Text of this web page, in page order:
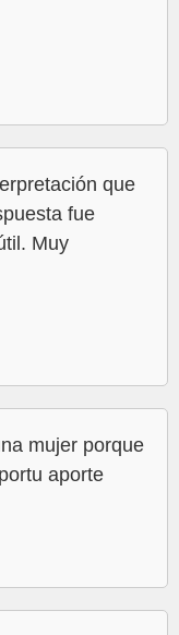
que
fue
Muy
mujer porque
aporte